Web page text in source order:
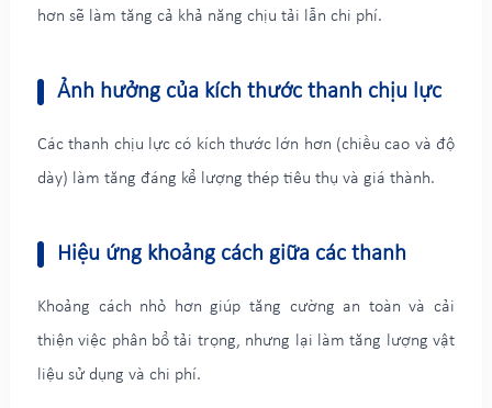
hơn sẽ làm tăng cả khả năng chịu tải lẫn chi phí.
Ảnh hưởng của kích thước thanh chịu lực
Các thanh chịu lực có kích thước lớn hơn (chiều cao và độ
dày) làm tăng đáng kể lượng thép tiêu thụ và giá thành.
Hiệu ứng khoảng cách giữa các thanh
Khoảng cách nhỏ hơn giúp tăng cường an toàn và cải
thiện việc phân bổ tải trọng, nhưng lại làm tăng lượng vật
liệu sử dụng và chi phí.